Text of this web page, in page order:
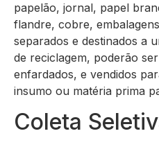
papelão, jornal, papel
flandre, cobre,
separados e destinados a
de reciclagem, poderão
enfardados, e vendidos
insumo ou matéria prima
Coleta